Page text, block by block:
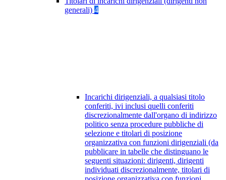
generali) 4
Incarichi dirigenziali, a qualsiasi titolo
conferiti, ivi inclusi quelli conferiti
discrezionalmente dall'organo di indirizzo
politico senza procedure pubbliche di
selezione e titolari di posizione
organizzativa con funzioni dirigenziali (da
pubblicare in tabelle che distinguano le
seguenti situazioni: dirigenti, dirigenti
individuati discrezionalmente, titolari di